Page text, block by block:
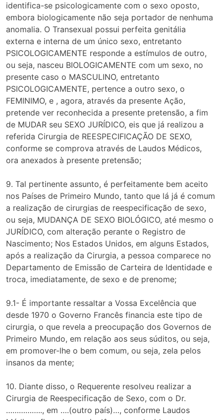
identifica-se psicologicamente com o sexo oposto,
embora biologicamente não seja portador de nenhuma
anomalia. O Transexual possui perfeita genitália
externa e interna de um único sexo, entretanto
PSICOLOGICAMENTE responde a estímulos de outro,
ou seja, nasceu BIOLOGICAMENTE com um sexo, no
presente caso o MASCULINO, entretanto
PSICOLOGICAMENTE, pertence a outro sexo, o
FEMINIMO, e , agora, através da presente Ação,
pretende ver reconhecida a presente pretensão, a fim
de MUDAR seu SEXO JURÍDICO, eis que já realizou a
referida Cirurgia de REESPECIFICAÇÃO DE SEXO,
conforme se comprova através de Laudos Médicos,
ora anexados à presente pretensão;
9. Tal pertinente assunto, é perfeitamente bem aceito
nos Países de Primeiro Mundo, tanto que lá já é comum
a realização de cirurgias de reespecificação de sexo,
ou seja, MUDANÇA DE SEXO BIOLÓGICO, até mesmo o
JURÍDICO, com alteração perante o Registro de
Nascimento; Nos Estados Unidos, em alguns Estados,
após a realização da Cirurgia, a pessoa comparece no
Departamento de Emissão de Carteira de Identidade e
troca, imediatamente, de sexo e de prenome;
9.1- É importante ressaltar a Vossa Excelência que
desde 1970 o Governo Francês financia este tipo de
cirurgia, o que revela a preocupação dos Governos de
Primeiro Mundo, em relação aos seus súditos, ou seja,
em promover-lhe o bem comum, ou seja, zela pelos
insanos da mente;
10. Diante disso, o Requerente resolveu realizar a
Cirurgia de Reespecificação de Sexo, com o Dr.
…………….., em ….(outro país)…, conforme Laudos